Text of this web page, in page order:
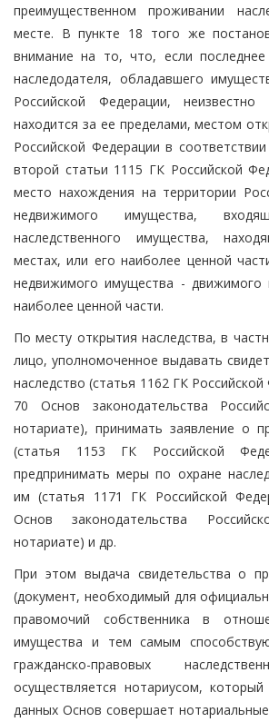
преимущественном проживании
месте. В пункте 18 того же
внимание на то, что, если
наследодателя, обладавшего
Российской Федерации,
находится за ее пределами, местом
Российской Федерации в
второй статьи 1115 ГК Российской
место нахождения на территории
недвижимого имущества,
наследственного имущества,
местах, или его наиболее ценной
недвижимого имущества - движимого
наиболее ценной части.
По месту открытия наследства, в
лицо, уполномоченное выдавать
наследство (статья 1162 ГК
70 Основ законодательства
нотариате), принимать заявление о
(статья 1153 ГК Российской
предпринимать меры по охране
им (статья 1171 ГК Российской
Основ законодательства
нотариате) и др.
При этом выдача свидетельства о
(документ, необходимый для
правомочий собственника в
имущества и тем самым
гражданско-правовых
осуществляется нотариусом,
данных Основ совершает